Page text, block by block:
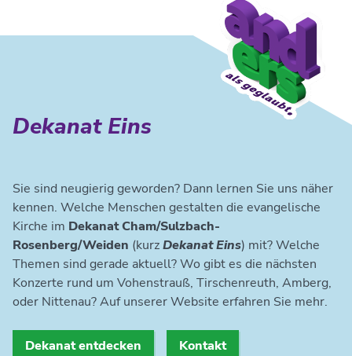
Dekanat Eins
Sie sind neugierig geworden? Dann lernen Sie uns näher
kennen. Welche Menschen gestalten die evangelische
Kirche im Dekanat Cham/Sulzbach-
Rosenberg/Weiden (kurzDekanat Eins) mit? Welche
Themen sind gerade aktuell? Wo gibt es die nächsten
Konzerte rund um Vohenstrauß, Tirschenreuth, Amberg,
oder Nittenau? Auf unserer Website erfahren Sie mehr.
Dekanat entdecken Kontakt